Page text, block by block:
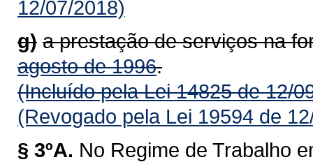
12/07/2018)
g) a prestação de serviços na
agosto de 1996.
(Incluído pela Lei 14825 de 12/
(Revogado pela Lei 19594 de
§ 3ºA. No Regime de Trabalho